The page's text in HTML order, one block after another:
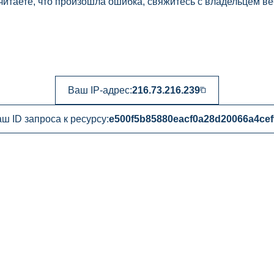
Ваш IP-адрес:216.73.216.239
ID запроса к ресурсу: